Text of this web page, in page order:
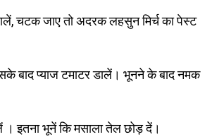
डालें, चटक जाए तो अदरक लहसुन मिर्च का पेस्ट
बाद प्याज टमाटर डालें। भूनने के बाद नमक
। इतना भूनें कि मसाला तेल छोड़ दें।